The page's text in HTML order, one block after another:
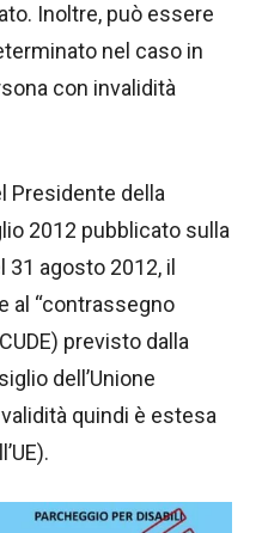
Inoltre, può essere
nel caso in
con invalidità
Presidente della
2012 pubblicato sulla
agosto 2012, il
al “contrassegno
previsto dalla
dell’Unione
quindi è estesa